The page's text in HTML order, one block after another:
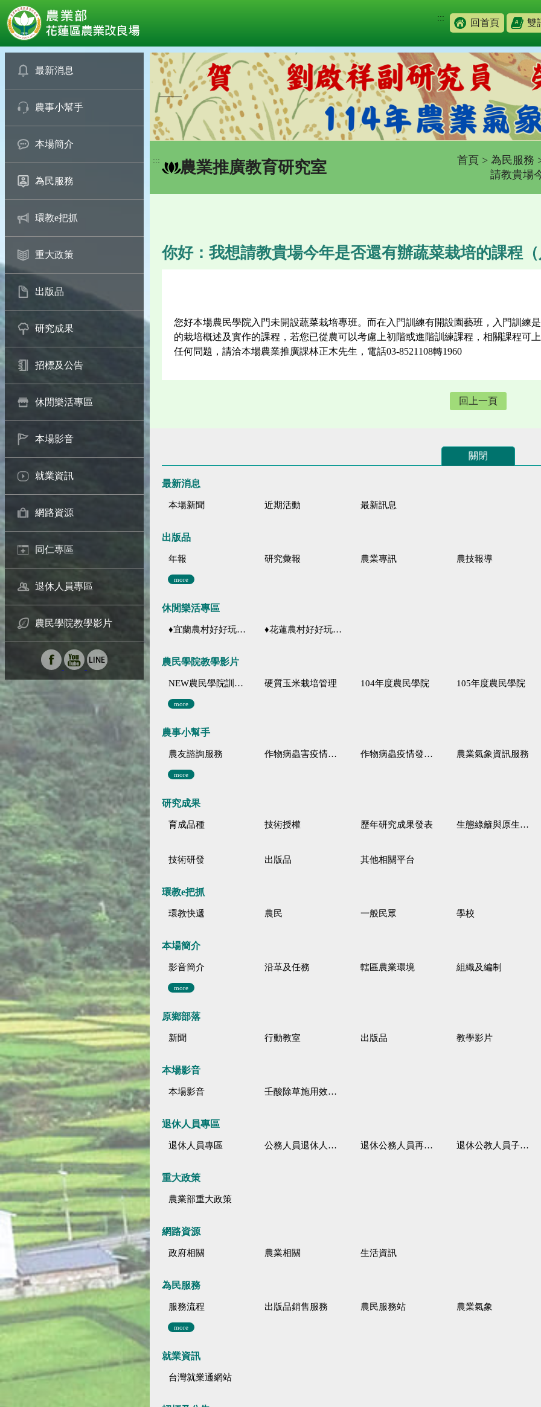
::: 回首頁 雙
最新消息
農事小幫手
本場簡介
為民服務
環教e把抓
重大政策
出版品
研究成果
招標及公告
休閒樂活專區
本場影音
就業資訊
網路資源
同仁專區
退休人員專區
農民學院教學影片
::: 農業推廣教育研究室 首頁 > 為民服務
請教貴場
你好：我想請教貴場今年是否還有辦蔬菜栽培的課程
您好本場農民學院入門未開設蔬菜栽培專班。而在入門訓練有開設園藝班，入門訓練
的栽培概述及實作的課程，若您已從農可以考慮上初階或進階訓練課程，相關課程可
任何問題，請洽本場農業推廣課林正木先生，電話03-8521108轉1960
回上一頁
關閉
最新消息
本場新聞 近期活動 最新訊息
出版品
年報 研究彙報 農業專訊 農技報導
more
休閒樂活專區
♦宜蘭農村好好玩 ♦「農、藝、山、水」四條遊程推薦 ♦花蓮農村好好玩♦「原、生、慢、活」四條遊程推薦
農民學院教學影片
NEW農民學院訓練影音分類 硬質玉米栽培管理 104年度農民學院 105年度農民學院
more
農事小幫手
農友諮詢服務 作物病蟲害疫情警報 作物病蟲疫情發生預測 農業氣象資訊服務
more
研究成果
育成品種 技術授權 歷年研究成果發表 生態綠籬與原生野花植生毯
技術研發 出版品 其他相關平台
環教e把抓
環教快遞 農民 一般民眾 學校
本場簡介
影音簡介 沿革及任務 轄區農業環境 組織及編制
more
原鄉部落
新聞 行動教室 出版品 教學影片
本場影音
本場影音 壬酸除草施用效果觀察
退休人員專區
退休人員專區 公務人員退休人員法施行細則 退休公務人員再任職務 退休公教人員子女教育補助規定
重大政策
農業部重大政策
網路資源
政府相關 農業相關 生活資訊
為民服務
服務流程 出版品銷售服務 農民服務站 農業氣象
more
就業資訊
台灣就業通網站